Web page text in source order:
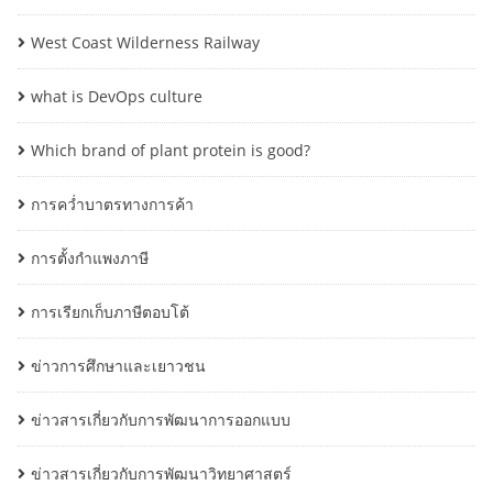
West Coast Wilderness Railway
what is DevOps culture
Which brand of plant protein is good?
การคว่ำบาตรทางการค้า
การตั้งกำแพงภาษี
การเรียกเก็บภาษีตอบโต้
ข่าวการศึกษาและเยาวชน
ข่าวสารเกี่ยวกับการพัฒนาการออกแบบ
ข่าวสารเกี่ยวกับการพัฒนาวิทยาศาสตร์